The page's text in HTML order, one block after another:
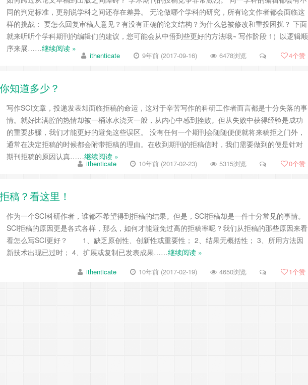
同的判定标准，更别说学科之间还存在差异。 无论做哪个学科的研究，所有论文作者都会面临这
样的挑战： 要怎么回复审稿人意见？有没有正确的论文结构？为什么总被修改和重投困扰？ 下面
就来听听个学科期刊的编辑们的建议，您可能会从中悟到些更好的方法哦~ 写作阶段 1）以逻辑顺
序来展……继续阅读 »
ithenticate 9年前 (2017-09-16) 6478浏览 4个赞
知道多少？
写作SCI文章，投递发表却面临拒稿的命运，这对于辛苦写作的科研工作者而言都是十分失落的事
情。就好比满腔的热情却被一桶冰水浇灭一般，从内心中感到挫败。但从失败中获得经验是成功
的重要步骤，我们才能更好的避免这些误区。 没有任何一个期刊会随随便便就将来稿拒之门外，
通常在决定拒稿的时候都会附带拒稿的理由。在收到期刊的拒稿信时，我们需要做到的便是针对
期刊拒稿的原因认真……继续阅读 »
ithenticate 10年前 (2017-02-23) 5315浏览 0个赞
稿？看这里！
作为一个SCI科研作者，谁都不希望得到拒稿的结果。但是，SCI拒稿却是一件十分常见的事情。
SCI拒稿的原因更是各式各样，那么，如何才能避免过高的拒稿率呢？我们从拒稿的那些原因来看
看怎么写SCI更好？ 1、缺乏原创性、创新性或重要性； 2、结果无概括性； 3、所用方法因
新技术出现已过时； 4、扩展或复制已发表成果……继续阅读 »
ithenticate 10年前 (2017-02-19) 4650浏览 1个赞